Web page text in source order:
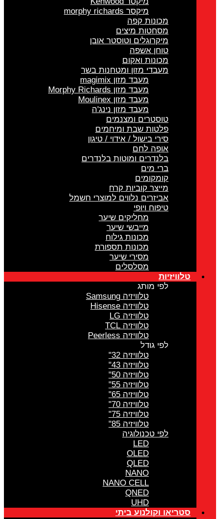
מיקסר morphy richards
מכונות קפה
מסחטות מיצים
מיקרוגלים וטוסטר אובן
טוחן אשפה
מכונות ואקום
מעבדי מזון ומטחנות בשר
מעבד מזון magimix
מעבד מזון Morphy Richards
מעבד מזון Moulinex
מעבד מזון נינג'ה
טוסטרים ומצנמים
פלטות שבת ומיחמים
סירי בישול / אידוי / טיגון
אופה לחם
בלנדרים ומוטות בלנדרים
ברי מים
קומקומים
מייצר קוביות קרח
אביזרים נלווים למוצרי חשמל
טיפוח ויופי
מחליקים שיער
מייבשי שיער
מכונות גילוח
מכונות תספורת
מסירי שיער
מסלסלים
טלוויזיות
לפי מותג
טלוויזיה Samsung
טלוויזיה Hisense
טלוויזיה LG
טלוויזיה TCL
טלוויזיה Peerless
לפי גודל
טלוויזיה 32"
טלוויזיה 43"
טלוויזיה 50"
טלוויזיה 55"
טלוויזיה 65"
טלוויזיה 70"
טלוויזיה 75"
טלוויזיה 85"
לפי טכנולוגיה
LED
OLED
QLED
NANO
NANO CELL
QNED
UHD
סטריאו וקולנוע ביתי